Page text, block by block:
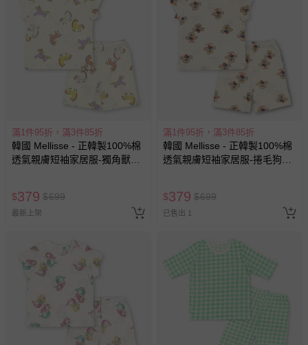
滿1件95折，滿3件85折
韓國 Mellisse - 正韓製100%棉
透氣親膚短袖家居服-獨角獸塗
$379 $699
最新上架
滿1件95折，滿3件85折
韓國 Mellisse - 正韓製100%棉
透氣親膚短袖家居服-捲毛狗狗-
$379 $699
已售出 1